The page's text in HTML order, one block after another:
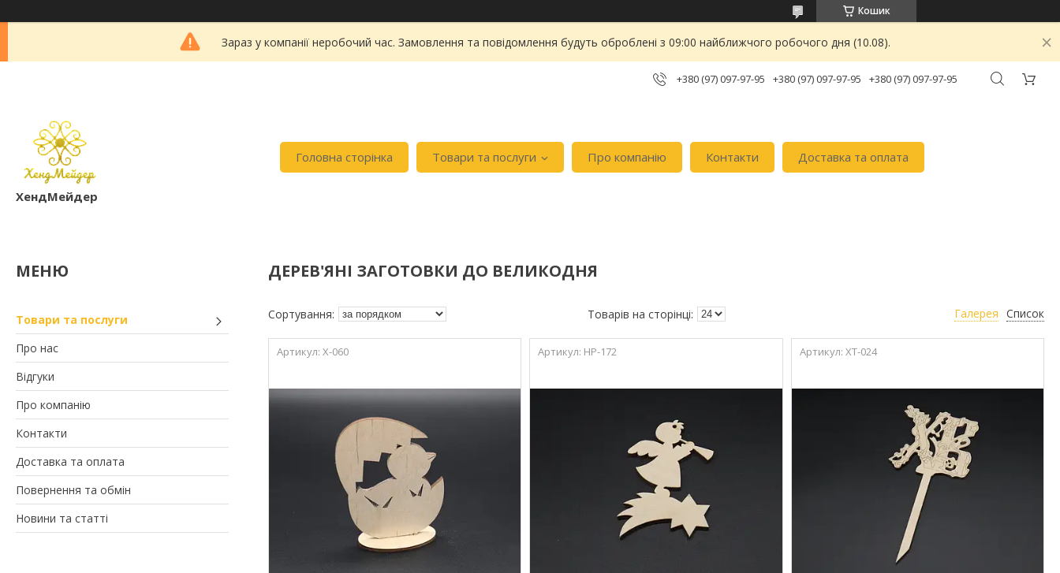
Кошик
Зараз у компанії неробочий час. Замовлення та повідомлення будуть оброблені з 09:00 найближчого робочого дня (10.08).
+380 (97) 097-97-95 +380 (97) 097-97-95 +380 (97) 097-97-95
ХендМейдер
Головна сторінка Товари та послуги Про компанію Контакти Доставка та оплата
Товари та послуги
Про нас
Відгуки
Про компанію
Контакти
Доставка та оплата
Повернення та обмін
Новини та статті
ДЕРЕВ'ЯНІ ЗАГОТОВКИ ДО ВЕЛИКОДНЯ
Галерея Список
X-060 HP-172 XT-024